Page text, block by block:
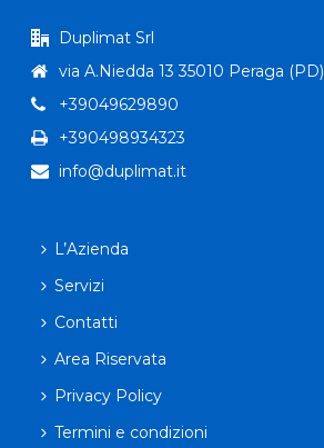
Duplimat Srl
via A.Niedda 13 35010 Peraga (PD)
+39049629890
+390498934323
info@duplimat.it
L’Azienda
Servizi
Contatti
Area Riservata
Privacy Policy
Termini e condizioni